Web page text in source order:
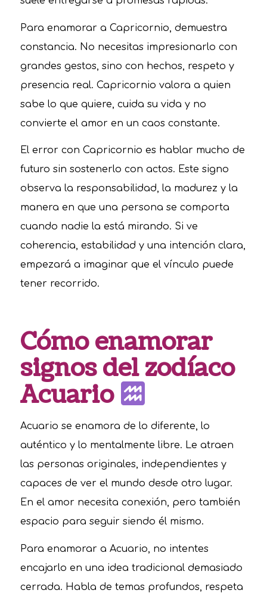
Para enamorar a Capricornio, demuestra
constancia. No necesitas impresionarlo con
grandes gestos, sino con hechos, respeto y
presencia real. Capricornio valora a quien
sabe lo que quiere, cuida su vida y no
convierte el amor en un caos constante.
El error con Capricornio es hablar mucho de
futuro sin sostenerlo con actos. Este signo
observa la responsabilidad, la madurez y la
manera en que una persona se comporta
cuando nadie la está mirando. Si ve
coherencia, estabilidad y una intención clara,
empezará a imaginar que el vínculo puede
tener recorrido.
Cómo enamorar
signos del zodíaco
Acuario
Acuario se enamora de lo diferente, lo
auténtico y lo mentalmente libre. Le atraen
las personas originales, independientes y
capaces de ver el mundo desde otro lugar.
En el amor necesita conexión, pero también
espacio para seguir siendo él mismo.
Para enamorar a Acuario, no intentes
encajarlo en una idea tradicional demasiado
cerrada. Habla de temas profundos, respeta